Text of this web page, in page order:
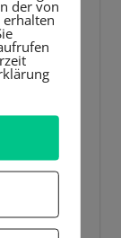
der von
erhalten